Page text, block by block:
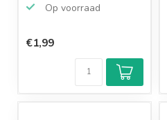
Op voorraad
€1,99